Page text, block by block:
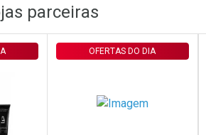
FECHAR
FECHAR
Por Menos
parceiras
OFERTAS DO DIA